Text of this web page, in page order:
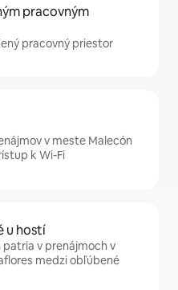
pracovným
pracovný priestor
v meste Malecón
k Wi-Fi
u hostí
patria v prenájmoch v
medzi obľúbené